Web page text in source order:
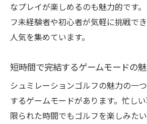
なプレイが楽しめるのも魅力的です
フ未経験者や初心者が気軽に挑戦で
人気を集めています。
短時間で完結するゲームモードの
シュミレーションゴルフの魅力の一
するゲームモードがあります。忙しい
限られた時間でもゴルフを楽しみた